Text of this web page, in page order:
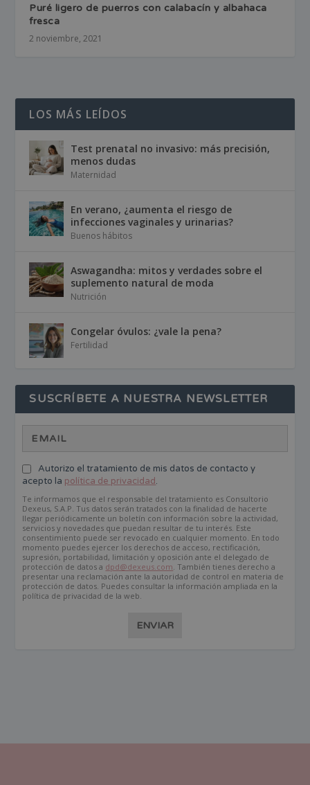
Puré ligero de puerros con calabacín y albahaca
fresca
2 noviembre, 2021
LOS MÁS LEÍDOS
Test prenatal no invasivo: más precisión,
menos dudas
Maternidad
En verano, ¿aumenta el riesgo de
infecciones vaginales y urinarias?
Buenos hábitos
Aswagandha: mitos y verdades sobre el
suplemento natural de moda
Nutrición
Congelar óvulos: ¿vale la pena?
Fertilidad
SUSCRÍBETE A NUESTRA NEWSLETTER
Autorizo el tratamiento de mis datos de contacto y
acepto la política de privacidad.
Te informamos que el responsable del tratamiento es Consultorio
Dexeus, S.A.P. Tus datos serán tratados con la finalidad de hacerte
llegar periódicamente un boletín con información sobre la actividad,
servicios y novedades que puedan resultar de tu interés. Este
consentimiento puede ser revocado en cualquier momento. En todo
momento puedes ejercer los derechos de acceso, rectificación,
supresión, portabilidad, limitación y oposición ante el delegado de
protección de datos a dpd@dexeus.com . También tienes derecho a
presentar una reclamación ante la autoridad de control en materia de
protección de datos. Puedes consultar la información ampliada en la
política de privacidad de la web.
ENVIAR